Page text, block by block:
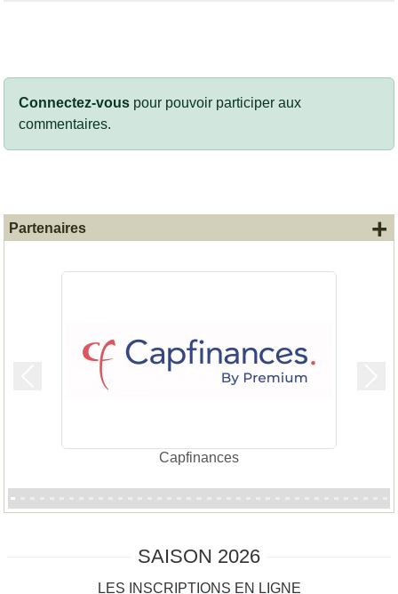
Connectez-vous pour pouvoir participer aux
commentaires.
Partenaires
Capfinances
+
SAISON 2026
LES INSCRIPTIONS EN LIGNE